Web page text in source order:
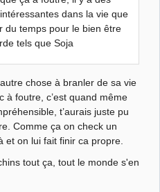
dans la vie que
du temps pour le bien être
tels que Soja
chose à branler de sa vie
à foutre, c’est quand même
t’aurais juste pu
Comme ça on check un
et on lui fait finir ca propre.
tout ça, tout le monde s'en